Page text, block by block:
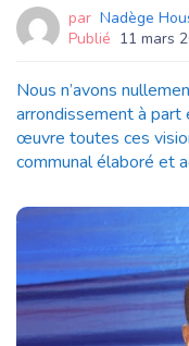
par Nadège
Publié 11 mars
Nous n’avons
arrondissement à
œuvre toutes ces
communal élaboré et